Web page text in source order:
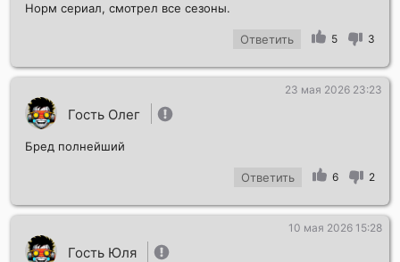
Норм сериал, смотрел все сезоны.
Ответить 5 3
Гость Олег
23 мая 2026 23:23
Бред полнейший
Ответить 6 2
Гость Юля
10 мая 2026 15:28